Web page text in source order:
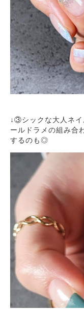
↓③シックな大人ネ
ールドラメの組み合
するのも◎